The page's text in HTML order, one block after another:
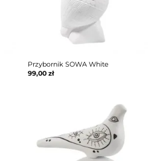
Przybornik SOWA White
99,00 zł